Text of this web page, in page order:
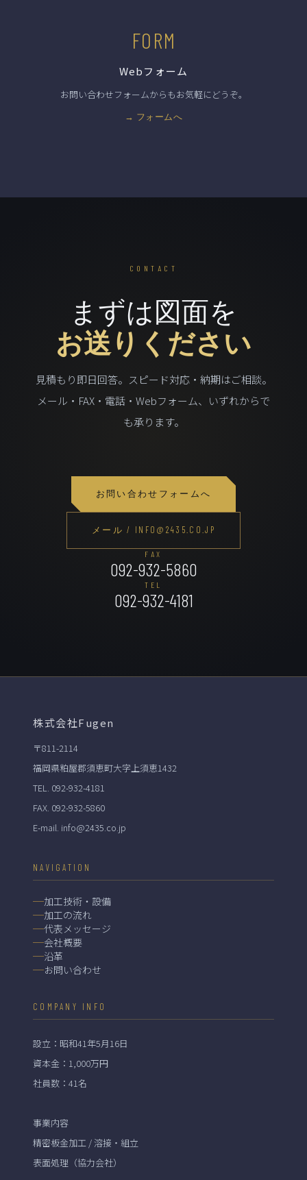
FORM
Webフォーム
お問い合わせフォームからもお気軽にどうぞ。
→ フォームへ
CONTACT
まずは図面を
お送りください
見積もり即日回答。スピード対応・納期はご相談。
メール・FAX・電話・Webフォーム、いずれからで
も承ります。
お問い合わせフォームへ
メール / INFO@2435.CO.JP
FAX
092-932-5860
TEL
092-932-4181
株式会社Fugen
〒811-2114
福岡県粕屋郡須恵町大字上須恵1432
TEL. 092-932-4181
FAX. 092-932-5860
E-mail. info@2435.co.jp
NAVIGATION
加工技術・設備
加工の流れ
代表メッセージ
会社概要
沿革
お問い合わせ
COMPANY INFO
設立：昭和41年5月16日
資本金：1,000万円
社員数：41名
事業内容
精密板金加工 / 溶接・組立
表面処理（協力会社）